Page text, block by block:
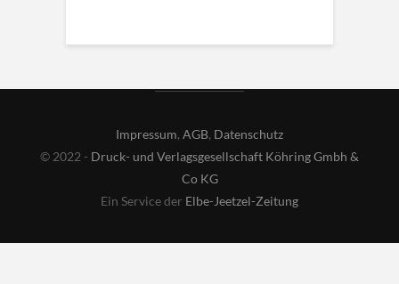
Impressum, AGB, Datenschutz
© 2022 - Druck- und Verlagsgesellschaft Köhring Gmbh &
Co KG
Ein Service der Elbe-Jeetzel-Zeitung